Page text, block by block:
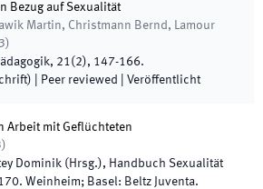
Bezug auf Sexualität
Martin, Christmann Bernd, Lamour
)
, 21(2), 147-166.
| Peer reviewed Veröffentlicht
Arbeit mit Geflüchteten
)
Dominik ( Hrsg.), Handbuch Sexualität
. Weinheim; Basel: Beltz Juventa.